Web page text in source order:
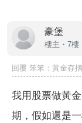
豪堡
樓主 ・7樓
回覆笨笨 ：黃金存
我用股票做黃
期，假如還是